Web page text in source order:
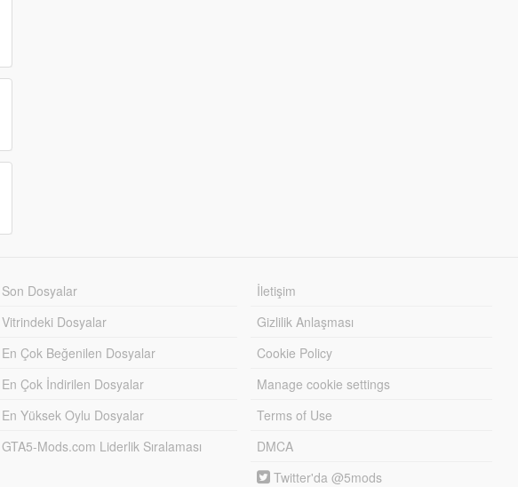
Son Dosyalar
Vitrindeki Dosyalar
En Çok Beğenilen Dosyalar
En Çok İndirilen Dosyalar
En Yüksek Oylu Dosyalar
GTA5-Mods.com Liderlik Sıralaması
İletişim
Gizlilik Anlaşması
Cookie Policy
Manage cookie settings
Terms of Use
DMCA
Twitter'da @5mods